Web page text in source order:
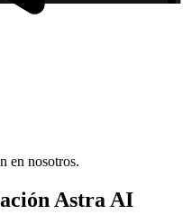
en nosotros.
Astra AI